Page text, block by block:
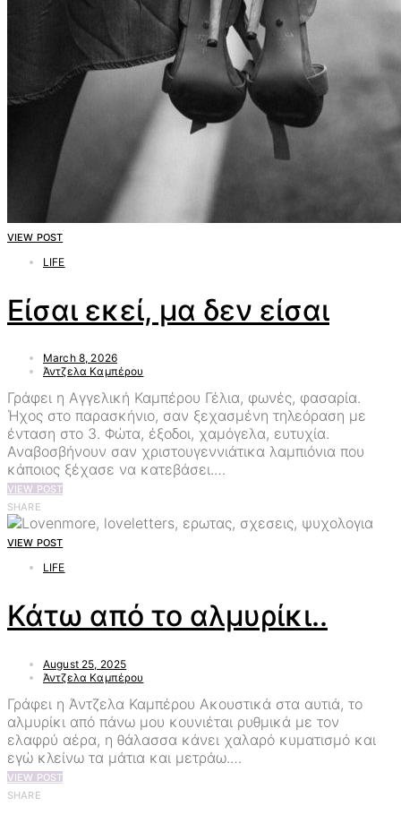
VIEW POST
LIFE
Είσαι εκεί, μα δεν είσαι
March 8, 2026
Άντζελα Καμπέρου
Γράφει η Αγγελική Καμπέρου Γέλια, φωνές, φασαρία.
Ήχος στο παρασκήνιο, σαν ξεχασμένη τηλεόραση με
ένταση στο 3. Φώτα, έξοδοι, χαμόγελα, ευτυχία.
Αναβοσβήνουν σαν χριστουγεννιάτικα λαμπιόνια που
κάποιος ξέχασε να κατεβάσει.…
VIEW POST
SHARE
VIEW POST
LIFE
Κάτω από το αλμυρίκι..
August 25, 2025
Άντζελα Καμπέρου
Γράφει η Άντζελα Καμπέρου Ακουστικά στα αυτιά, το
αλμυρίκι από πάνω μου κουνιέται ρυθμικά με τον
ελαφρύ αέρα, η θάλασσα κάνει χαλαρό κυματισμό και
εγώ κλείνω τα μάτια και μετράω.…
VIEW POST
SHARE